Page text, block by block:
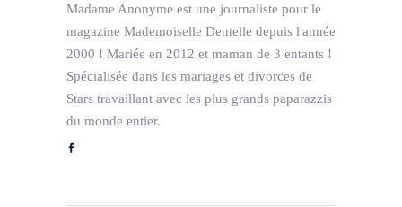
Madame Anonyme est une journaliste pour le
magazine Mademoiselle Dentelle depuis l'année
2000 ! Mariée en 2012 et maman de 3 entants !
Spécialisée dans les mariages et divorces de
Stars travaillant avec les plus grands paparazzis
du monde entier.